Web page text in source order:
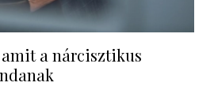
a nárcisztikus